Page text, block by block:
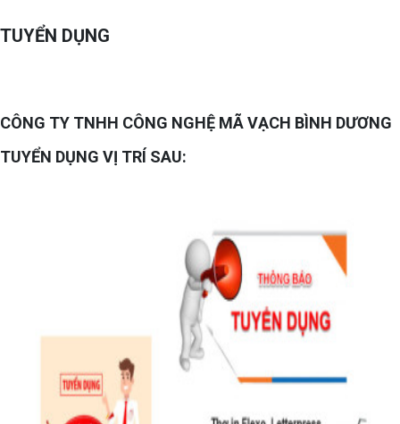
TUYỂN DỤNG
CÔNG TY TNHH CÔNG NGHỆ MÃ VẠCH BÌNH DƯƠNG
TUYỂN DỤNG VỊ TRÍ SAU: